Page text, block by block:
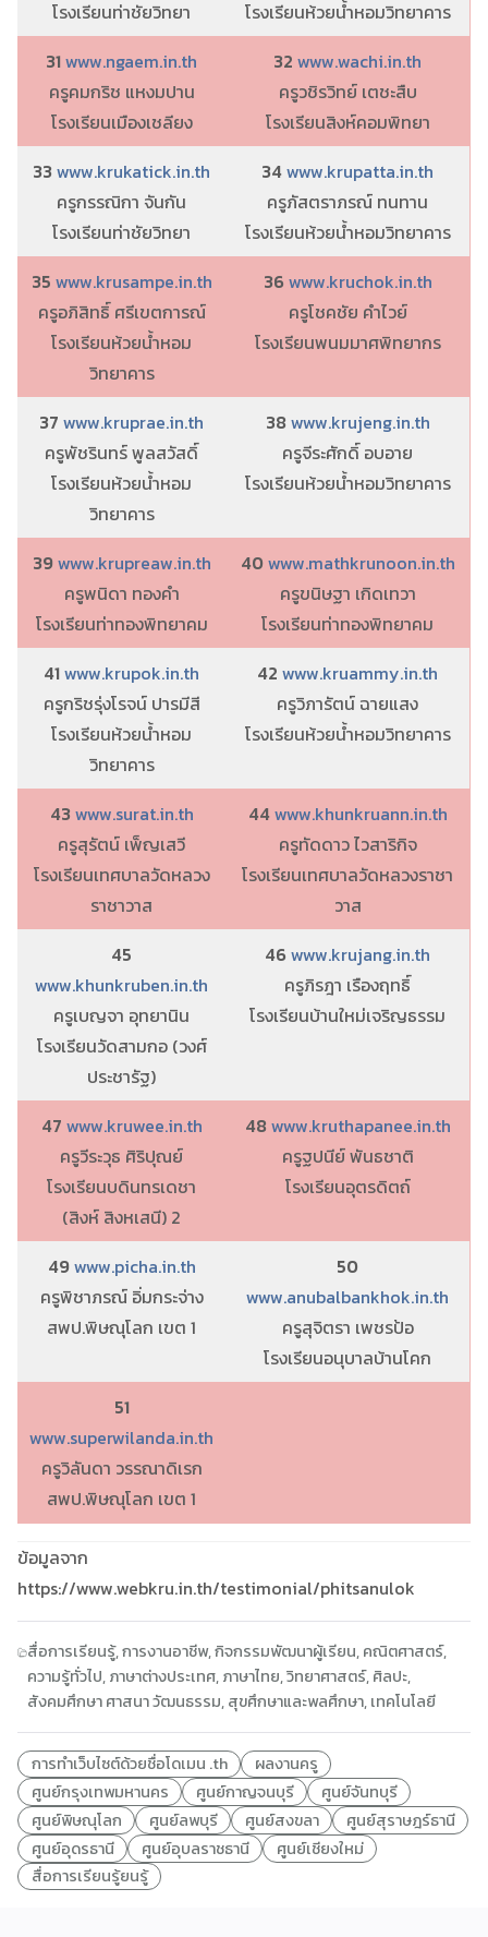
โรงเรียนท่าชัยวิทยา
โรงเรียนห้วยน้ำหอมวิทยาคาร
31www.ngaem.in.th
ครูคมกริช แหงมปาน
โรงเรียนเมืองเชลียง
32 www.wachi.in.th
ครูวชิรวิทย์ เตชะสืบ
โรงเรียนสิงห์คอมพิทยา
33www.krukatick.in.th
ครูกรรณิกา จันกัน
โรงเรียนท่าชัยวิทยา
34www.krupatta.in.th
ครูภัสตราภรณ์ ทนทาน
โรงเรียนห้วยน้ำหอมวิทยาคาร
35 www.krusampe.in.th
ครูอภิสิทธิ์ ศรีเขตการณ์
โรงเรียนห้วยน้ำหอม
วิทยาคาร
36 www.kruchok.in.th
ครูโชคชัย คำไวย์
โรงเรียนพนมมาศพิทยากร
37 www.kruprae.in.th
ครูพัชรินทร์ พูลสวัสดิ์
โรงเรียนห้วยน้ำหอม
วิทยาคาร
38 www.krujeng.in.th
ครูจีระศักดิ์ อบอาย
โรงเรียนห้วยน้ำหอมวิทยาคาร
39www.krupreaw.in.th
ครูพนิดา ทองคำ
โรงเรียนท่าทองพิทยาคม
40www.mathkrunoon.in.th
ครูขนิษฐา เกิดเทวา
โรงเรียนท่าทองพิทยาคม
41www.krupok.in.th
ครูกริชรุ่งโรจน์ ปารมีสี
โรงเรียนห้วยน้ำหอม
วิทยาคาร
42 www.kruammy.in.th
ครูวิภารัตน์ ฉายแสง
โรงเรียนห้วยน้ำหอมวิทยาคาร
43www.surat.in.th
ครูสุรัตน์ เพ็ญเสวี
โรงเรียนเทศบาลวัดหลวง
ราชาวาส
44www.khunkruann.in.th
ครูทัดดาว ไวสาริกิจ
โรงเรียนเทศบาลวัดหลวงราชา
วาส
45
www.khunkruben.in.th
ครูเบญจา อุทยานิน
โรงเรียนวัดสามกอ (วงศ์
ประชารัฐ)
46 www.krujang.in.th
ครูภิรฎา เรืองฤทธิ์
โรงเรียนบ้านใหม่เจริญธรรม
47 www.kruwee.in.th
ครูวีระวุธ ศิริปุณย์
โรงเรียนบดินทรเดชา
(สิงห์ สิงหเสนี) 2
48 www.kruthapanee.in.th
ครูฐปนีย์ พันธชาติ
โรงเรียนอุตรดิตถ์
49www.picha.in.th
ครูพิชาภรณ์ อิ่มกระจ่าง
สพป.พิษณุโลก เขต 1
50
www.anubalbankhok.in.th
ครูสุจิตรา เพชรป้อ
โรงเรียนอนุบาลบ้านโคก
51
www.superwilanda.in.th
ครูวิลันดา วรรณาดิเรก
สพป.พิษณุโลก เขต 1
ข้อมูลจาก
https://www.webkru.in.th/testimonial/phitsanulok
สื่อการเรียนรู้,การงานอาชีพ,กิจกรรมพัฒนาผู้เรียน,คณิตศาสตร์,
ความรู้ทั่วไป,ภาษาต่างประเทศ,ภาษาไทย,วิทยาศาสตร์,ศิลปะ,
สังคมศึกษา ศาสนา วัฒนธรรม,สุขศึกษาและพลศึกษา,เทคโนโลยี
การทำเว็บไซต์ด้วยชื่อโดเมน .th
ผลงานครู
ศูนย์กรุงเทพมหานคร
ศูนย์กาญจนบุรี
ศูนย์จันทบุรี
ศูนย์พิษณุโลก
ศูนย์ลพบุรี ศูนย์สงขลา
ศูนย์สุราษฎร์ธานี
ศูนย์อุดรธานี
ศูนย์อุบลราชธานี
ศูนย์เชียงใหม่
สื่อการเรียนรู้ยนรู้